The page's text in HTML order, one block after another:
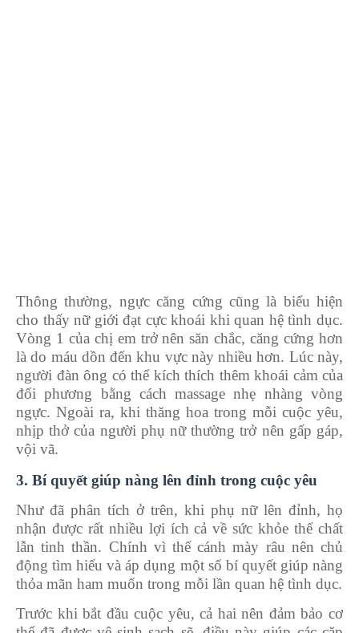
Thông thường, ngực căng cứng cũng là biểu hiện
cho thấy nữ giới đạt cực khoái khiquan hệ tình dục.
Vòng 1 của chị em trở nên săn chắc, căng cứng hơn
là do máu dồn đến khu vực này nhiều hơn. Lúc này,
người đàn ông có thể kích thích thêm khoái cảm của
đối phương bằng cách massage nhẹ nhàng vòng
ngực. Ngoài ra, khi thăng hoa trong mỗi cuộc yêu,
nhịp thở của người phụ nữ thường trở nên gấp gáp,
vội vã.
3. Bí quyết giúp nàng lên đỉnh trong cuộc yêu
Như đã phân tích ở trên, khi phụ nữ lên đỉnh, họ
nhận được rất nhiều lợi ích cả về sức khỏe thể chất
lẫn tinh thần. Chính vì thế cánh mày râu nên chủ
động tìm hiểu và áp dụng một số bí quyết giúp nàng
thỏa mãn ham muốn trong mỗi lần quan hệ tình dục.
Trước khi bắt đầu cuộc yêu, cả hai nên đảm bảo cơ